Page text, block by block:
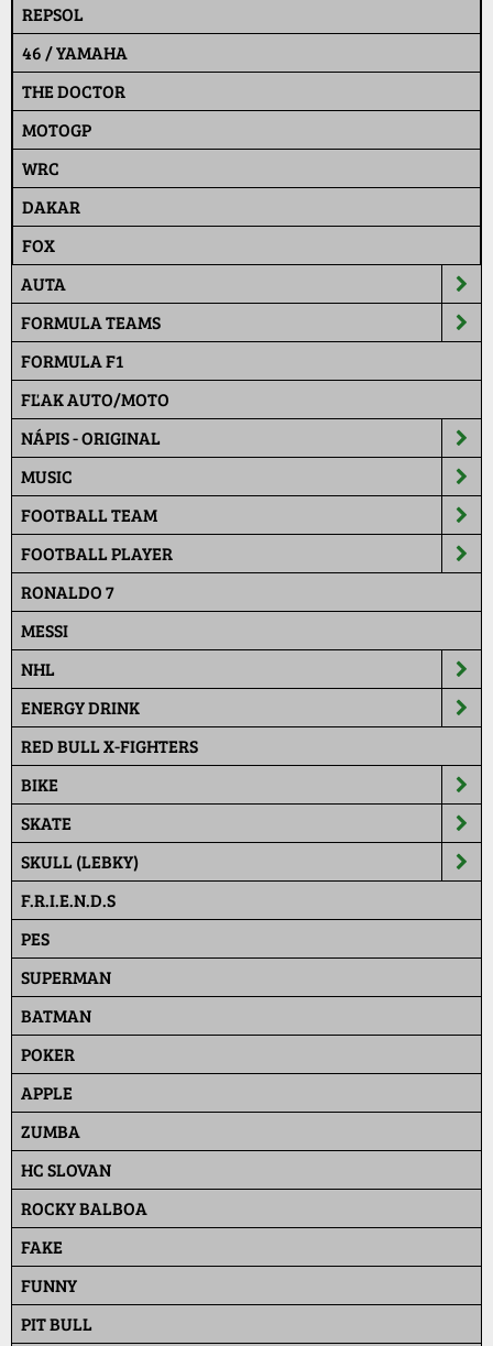
REPSOL
46 / YAMAHA
THE DOCTOR
MOTOGP
WRC
DAKAR
FOX
AUTA
FORMULA TEAMS
FORMULA F1
FĽAK AUTO/MOTO
NÁPIS - ORIGINAL
MUSIC
FOOTBALL TEAM
FOOTBALL PLAYER
RONALDO 7
MESSI
NHL
ENERGY DRINK
RED BULL X-FIGHTERS
BIKE
SKATE
SKULL (LEBKY)
F.R.I.E.N.D.S
PES
SUPERMAN
BATMAN
POKER
APPLE
ZUMBA
HC SLOVAN
ROCKY BALBOA
FAKE
FUNNY
PIT BULL